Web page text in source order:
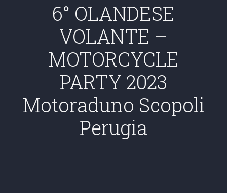
6° OLANDESE
VOLANTE –
MOTORCYCLE
PARTY 2023
Motoraduno Scopoli
Perugia